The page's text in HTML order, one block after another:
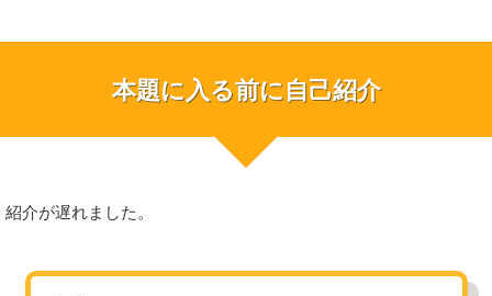
本題に入る前に自己紹介
紹介が遅れました。